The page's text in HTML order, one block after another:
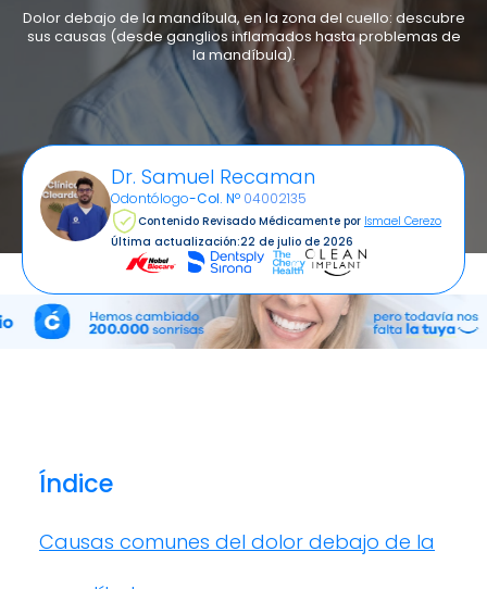
Dolor debajo de la mandíbula, en la zona del cuello: descubre
sus causas (desde ganglios inflamados hasta problemas de
la mandíbula).
Dr. Samuel Recaman
Odontólogo-Col. Nº 04002135
Contenido Revisado Médicamente por Ismael Cerezo
Última actualización:22 de julio de 2026
Índice
Causas comunes del dolor debajo de la